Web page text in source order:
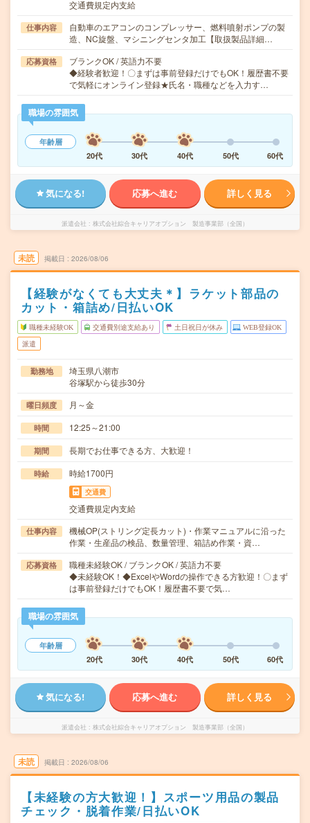
交通費規定内支給
仕事内容
自動車のエアコンのコンプレッサー、燃料噴射ポンプの製
造、NC旋盤、マシニングセンタ加工【取扱製品詳細…
応募資格
ブランクOK / 英語力不要
◆経験者歓迎！〇まずは事前登録だけでもOK！履歴書不要
で気軽にオンライン登録★氏名・職種などを入力す…
職場の雰囲気
年齢層
20代
30代 40代 50代 60代
気になる! 応募へ進む 詳しく見る
派遣会社 株式会社綜合キャリアオプション 製造事業部（全国）
未読 掲載日 2026/08/06
【経験がなくても大丈夫＊】ラケット部品の
カット・箱詰め/日払いOK
職種未経験OK 交通費別途支給あり 土日祝日が休み WEB登録OK
派遣
勤務地
埼玉県八潮市
谷塚駅から徒歩30分
曜日頻度 月～金
時間 12:25～21:00
期間 長期でお仕事できる方、大歓迎！
時給 時給1700円
交通費
交通費規定内支給
仕事内容
機械OP(ストリング定長カット)・作業マニュアルに沿った
作業・生産品の検品、数量管理、箱詰め作業・資…
応募資格
職種未経験OK / ブランクOK / 英語力不要
◆未経験OK！◆ExcelやWordの操作できる方歓迎！〇まず
は事前登録だけでもOK！履歴書不要で気…
職場の雰囲気
年齢層
20代
30代 40代 50代 60代
気になる! 応募へ進む 詳しく見る
派遣会社 株式会社綜合キャリアオプション 製造事業部（全国）
未読 掲載日 2026/08/06
【未経験の方大歓迎！】スポーツ用品の製品
チェック・脱着作業/日払いOK